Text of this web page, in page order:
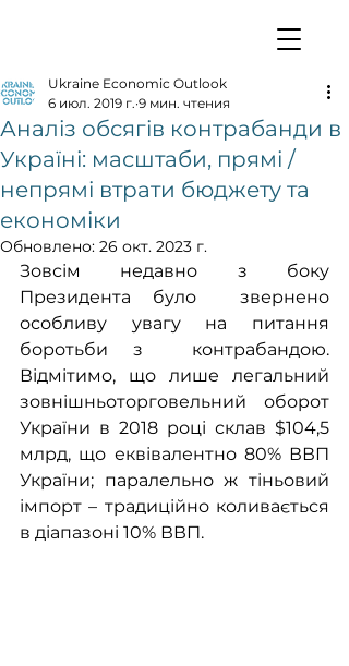
Аналіз обсягів контрабанди в
Україні: масштаби, прямі /
непрямі втрати бюджету та
економіки
Ukraine Economic Outlook
6 июл. 2019 г. 9 мин. чтения
Обновлено: 26 окт. 2023 г.
Зовсім недавно з боку
Президента було  звернено
особливу увагу на питання
боротьби з  контрабандою.
Відмітимо, що лише легальний
зовнішньоторговельний оборот
України в 2018 році склав $104,5
млрд, що еквівалентно 80% ВВП
України; паралельно ж тіньовий
імпорт – традиційно коливається
в діапазоні 10% ВВП.